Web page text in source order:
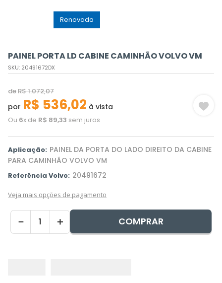
Renovada
PAINEL PORTA LD CABINE CAMINHÃO VOLVO VM
SKU: 20491672DX
deR$1.072,07
por R$ 536,02 à vista
Ou 6x de R$ 89,33 sem juros
Aplicação: PAINEL DA PORTA DO LADO DIREITO DA CABINE
PARA CAMINHÃO VOLVO VM
Referência Volvo: 20491672
Veja mais opções de pagamento
＋
－ COMPRAR